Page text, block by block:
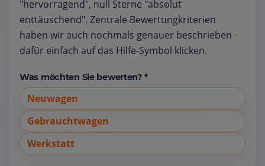
"hervorragend", null Sterne "absolut
enttäuschend". Zentrale Bewertungkriterien
haben wir auch nochmals genauer beschrieben -
dafür einfach auf das Hilfe-Symbol klicken.
Was möchten Sie bewerten? *
Neuwagen
Gebrauchtwagen
Werkstatt